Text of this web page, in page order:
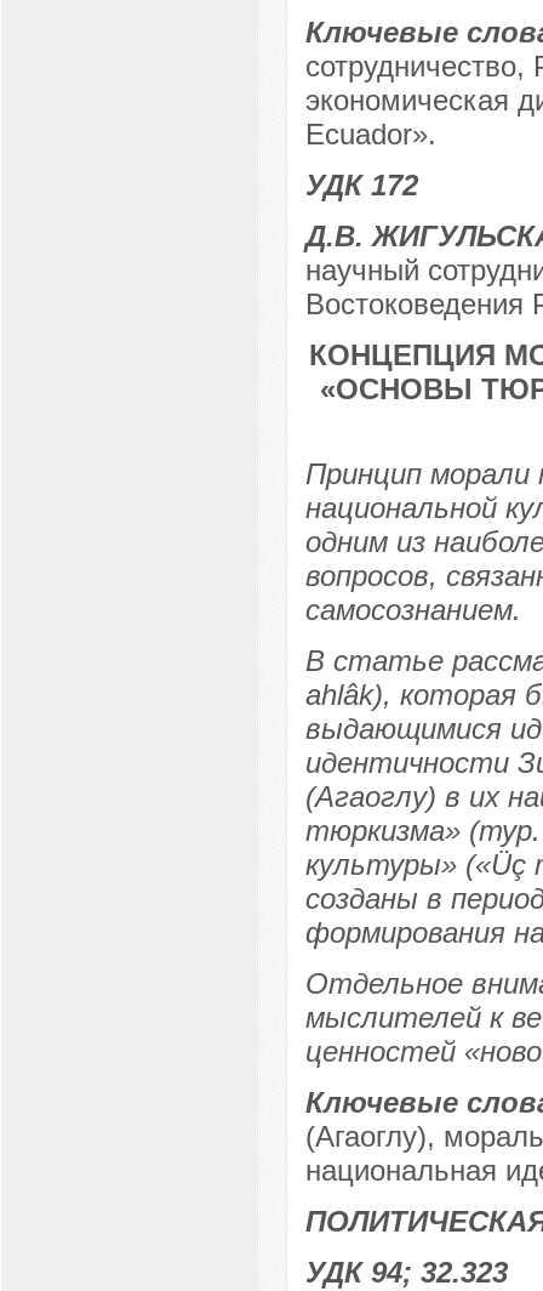
Ключевые
сотрудничество,
экономическая
Ecuador».
УДК 172
Д.В.
научный
Востоковедения
КОНЦЕПЦИЯ
«ОСНОВЫ
Принцип
национальной
одним из
вопросов,
самосознанием.
В статье
ahlâk), которая
выдающимися
идентичности
(Агаоглу) в их
тюркизма» (тур.
культуры» («Üç
созданы в
формирования
Отдельное
мыслителей к
ценностей
Ключевые
(Агаоглу),
национальная
УДК 94; 32.323